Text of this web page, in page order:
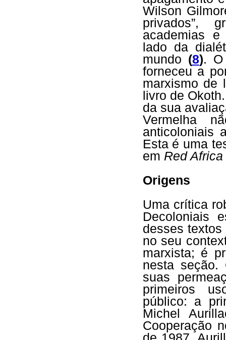
Wilson
privados”,
academias e
lado da
mundo (8). O
forneceu a
marxismo de
livro de
da sua
Vermelha
anticoloniais
Esta é uma
em Red Africa
Origens
Uma crítica
Decoloniais
desses
no seu
marxista; é
nesta seção.
suas
primeiros
público: a
Michel
Cooperação